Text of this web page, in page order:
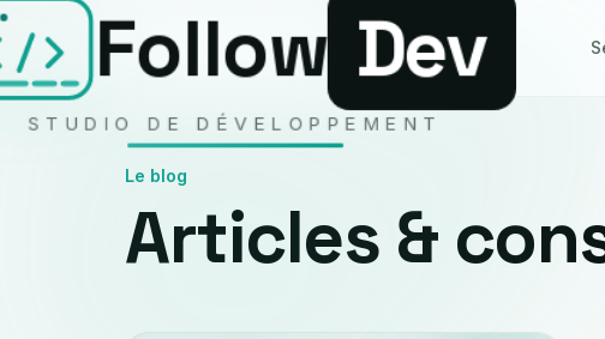
Follow Dev
STUDIO DE DÉVELOPPEMENT
Aller au contenu
Le blog
Articles &